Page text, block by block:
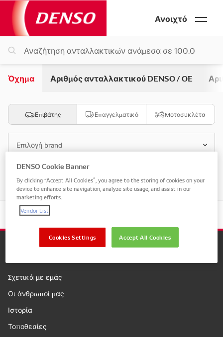
Ανοιχτό
Όχημα Αριθμός ανταλλακτικού DENSO / OE
Επιβάτης Επαγγελματικό Μοτοσυκλέτα
Επιλογή brand
Επιλογή μοντέλου
Σχετικά με εμάς
Οι άνθρωποί μας
Ιστορία
Τοποθεσίες
DENSO Cookie Banner
By clicking “Accept All Cookies”, you agree to the storing of cookies on your
device to enhance site navigation, analyze site usage, and assist in our
marketing efforts.
Vendor List
Accept All Cookies
Cookies Settings